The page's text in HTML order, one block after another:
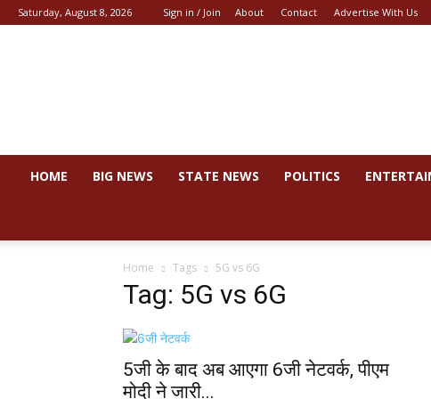
Saturday, August 8, 2026 Sign in / Join About Contact Advertise With Us
HOME BIG NEWS STATE NEWS POLITICS
Home Tags 5G vs 6G
Tag: 5G vs 6G
5जी के बाद अब आएगा 6जी नेटवर्क, पीएम
मोदी ने जारी...